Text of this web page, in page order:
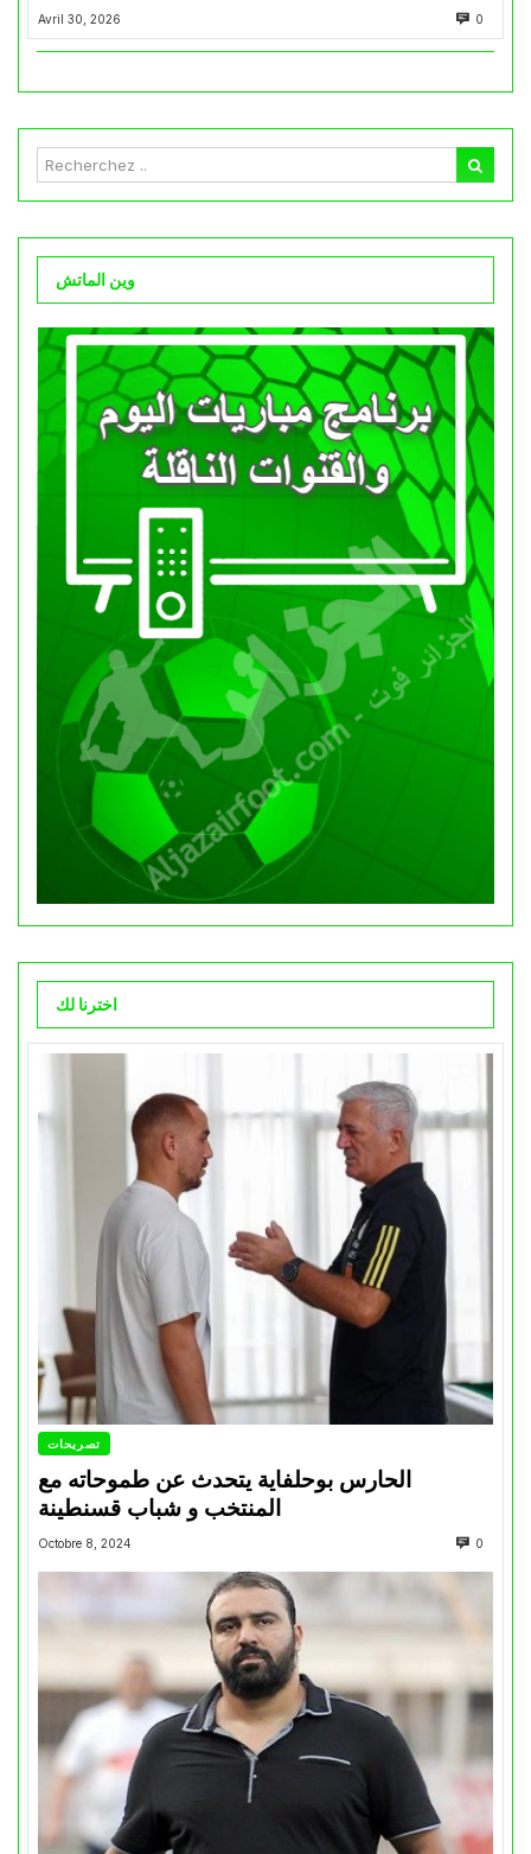
Avril 30, 2026 0
وين الماتش
اخترنا لك
تصريحات
الحارس بوحلفاية يتحدث عن طموحاته مع
المنتخب و شباب قسنطينة
Octobre 8, 2024 0